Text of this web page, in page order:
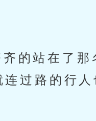
的站在了那
过路的行人